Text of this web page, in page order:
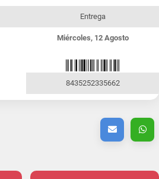
Entrega
Miércoles, 12 Agosto
8435252335662